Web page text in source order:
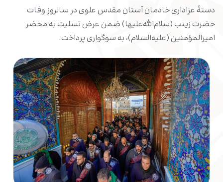
دستۀ عزاداری خادمان آستان مقدس علوی در سالروز وفات
حضرت زینب (سلام‌الله‌علیها) ضمن عرض تسلیت به محضر
امیرالمؤمنین (علیه‌السلام)، به سوگواری پرداخت.